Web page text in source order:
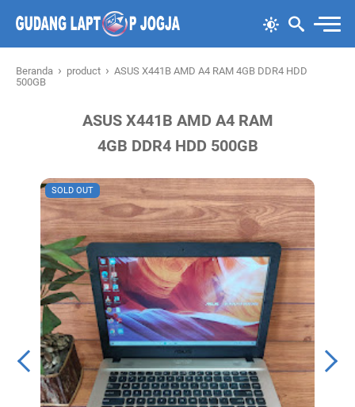
Beranda › product › ASUS X441B AMD A4 RAM 4GB DDR4 HDD
500GB
ASUS X441B AMD A4 RAM
4GB DDR4 HDD 500GB
SOLD OUT